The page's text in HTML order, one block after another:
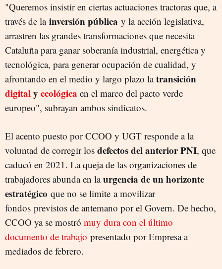
"Queremos insistir en ciertas actuaciones tractoras que, a
través de la inversión pública y la acción legislativa,
arrastren las grandes transformaciones que necesita
Cataluña para ganar soberanía industrial, energética y
tecnológica, para generar ocupación de cualidad, y
afrontando en el medio y largo plazo latransición
digitaly ecológica en el marco del pacto verde
europeo", subrayan ambos sindicatos.
El acento puesto por CCOO y UGT responde a la
voluntad de corregir los defectos del anterior PNI, que
caducó en 2021. La queja de las organizaciones de
trabajadores abunda en laurgencia de un horizonte
estratégico que no se limite a movilizar
fondos previstos de antemano por el Govern. De hecho,
CCOO ya se mostró muy dura con el último
documento de trabajo presentado por Empresa a
mediados de febrero.